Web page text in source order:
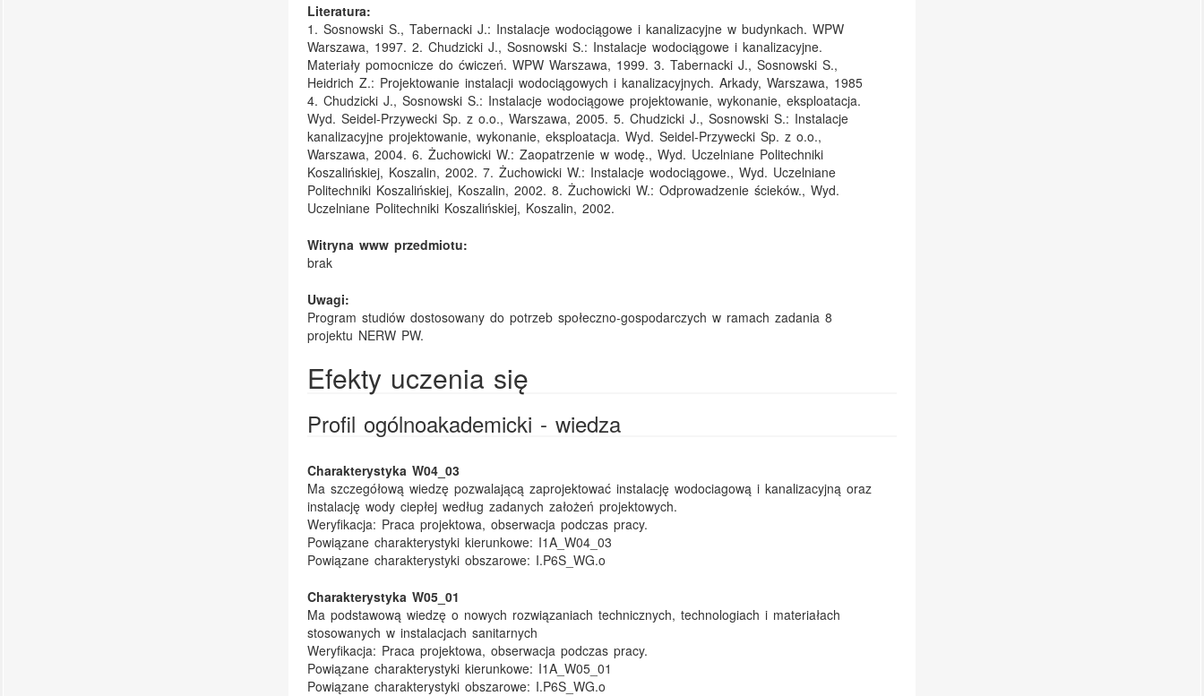
Literatura:
1. Sosnowski S., Tabernacki J.: Instalacje wodociągowe i kanalizacyjne w budynkach. WPW
Warszawa, 1997. 2. Chudzicki J., Sosnowski S.: Instalacje wodociągowe i kanalizacyjne.
Materiały pomocnicze do ćwiczeń. WPW Warszawa, 1999. 3. Tabernacki J., Sosnowski S.,
Heidrich Z.: Projektowanie instalacji wodociągowych i kanalizacyjnych. Arkady, Warszawa, 1985
4. Chudzicki J., Sosnowski S.: Instalacje wodociągowe projektowanie, wykonanie, eksploatacja.
Wyd. Seidel-Przywecki Sp. z o.o., Warszawa, 2005. 5. Chudzicki J., Sosnowski S.: Instalacje
kanalizacyjne projektowanie, wykonanie, eksploatacja. Wyd. Seidel-Przywecki Sp. z o.o.,
Warszawa, 2004. 6. Żuchowicki W.: Zaopatrzenie w wodę., Wyd. Uczelniane Politechniki
Koszalińskiej, Koszalin, 2002. 7. Żuchowicki W.: Instalacje wodociągowe., Wyd. Uczelniane
Politechniki Koszalińskiej, Koszalin, 2002. 8. Żuchowicki W.: Odprowadzenie ścieków., Wyd.
Uczelniane Politechniki Koszalińskiej, Koszalin, 2002.
Witryna www przedmiotu:
brak
Uwagi:
Program studiów dostosowany do potrzeb społeczno-gospodarczych w ramach zadania 8
projektu NERW PW.
Efekty uczenia się
Profil ogólnoakademicki - wiedza
Charakterystyka W04_03
Ma szczegółową wiedzę pozwalającą zaprojektować instalację wodociagową i kanalizacyjną oraz
instalację wody ciepłej według zadanych założeń projektowych.
Weryfikacja: Praca projektowa, obserwacja podczas pracy.
Powiązane charakterystyki kierunkowe: I1A_W04_03
Powiązane charakterystyki obszarowe: I.P6S_WG.o
Charakterystyka W05_01
Ma podstawową wiedzę o nowych rozwiązaniach technicznych, technologiach i materiałach
stosowanych w instalacjach sanitarnych
Weryfikacja: Praca projektowa, obserwacja podczas pracy.
Powiązane charakterystyki kierunkowe: I1A_W05_01
Powiązane charakterystyki obszarowe: I.P6S_WG.o